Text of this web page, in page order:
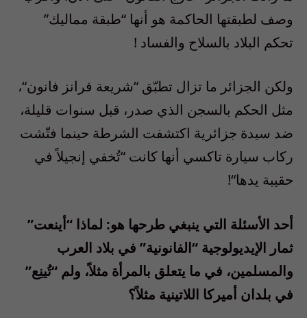
وصف لطبقتها الحاكمة هو أنها “طبقة مماليك”
تحكم البلاد بالسلاح والفساد !
ولكن الجزائر ما تزال تطبّق “شريعة فرانز فانون“،
مثل الحكم بالسجن الذي صدر، قبل سنوات قليلة،
ضد سيدة جزائرية اكتشفت الشرطة حينما فتّشت
ركاب سيارة تاكسي أنها كانت “تُخفي إنجيلاً في
حقيبة يدها“!
أحد الأسئلة التي ينبغي طرحها هو: لماذا “أينعت”
ثمار الإيديولوجية “الفانونية” في بلاد العرب
والمسلمين، في ما يتعلق بالمرأة مثلاً، ولم “تُينِع”
في بلدان أميركا اللاتينية مثلاً؟